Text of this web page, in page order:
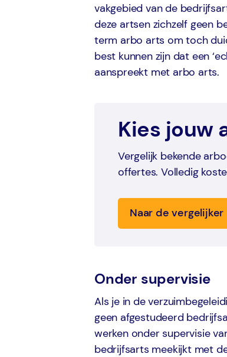
vakgebied van de
deze artsen zichzelf geen
term arbo arts om toch
best kunnen zijn dat een
aanspreekt met arbo arts.
Kies jouw
Vergelijk bekende
offertes. Volledig
Naar de vergelijker
Onder supervisie
Als je in de
geen afgestudeerd
werken onder supervisie
bedrijfsarts meekijkt met